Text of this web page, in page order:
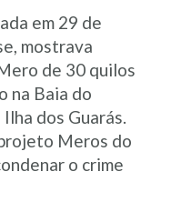
em 29 de
mostrava
de 30 quilos
na Baia do
dos Guarás.
Meros do
o crime